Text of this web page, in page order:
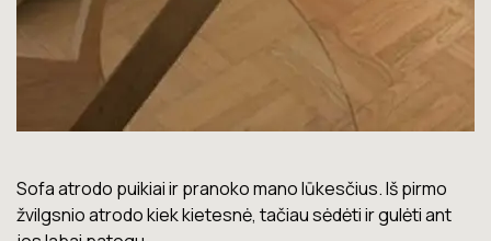
ant
Lova labai gera. Šiuo metu neturiu jokių
Marius T.